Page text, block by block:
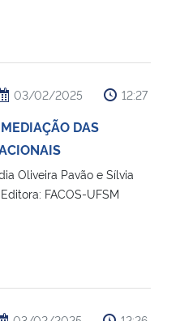
03/02/2025 12:27
DAS
Oliveira Pavão e Sílvia
FACOS-UFSM